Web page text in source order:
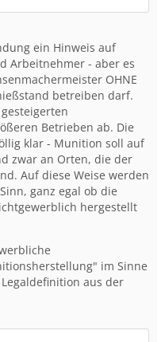
ein Hinweis auf
Arbeitnehmer - aber es
OHNE
betreiben darf.
Betrieben ab. Die
klar - Munition soll auf
zwar an Orten, die der
Auf diese Weise werden
ganz egal ob die
hergestellt
im Sinne
aus der